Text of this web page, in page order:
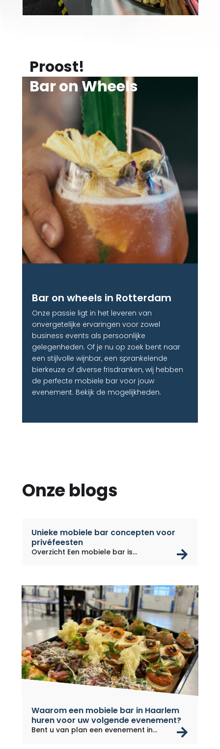
Proost!
Bar on Wheels
Bar on wheels in Rotterdam
Onze passie ligt in het leveren van
onvergetelijke ervaringen voor zowel
business events als persoonlijke
gelegenheden. Of je nu op zoek bent naar
een stijlvolle wijnbar, een sprankelende
bierkeuze of diverse frisdranken, wij hebben
de perfecte mobiele bar voor jouw
evenement. Bekijk de mogelijkheden.
Onze blogs
Unieke mobiele bar concepten voor
privéfeesten
Overzicht Een mobiele bar is...
Waarom een ​​mobiele bar in Haarlem
huren voor uw volgende evenement?
Bent u van plan een evenement in...